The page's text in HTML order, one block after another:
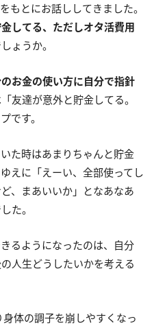
もとにお話ししてきました。
してる、ただしオタ活費用
ょうか。
お金の使い方に自分で指針
友達が意外と貯金してる。
です。
た時はあまりちゃんと貯金
えに「えーい、全部使ってし
、まあいいか」となあなあ
た。
るようになったのは、自分
人生どうしたいかを考える
体の調子を崩しやすくなっ